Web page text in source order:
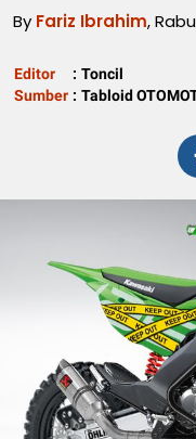
By Fariz Ibrahim,
Editor : Toncil
Sumber : Tabloid